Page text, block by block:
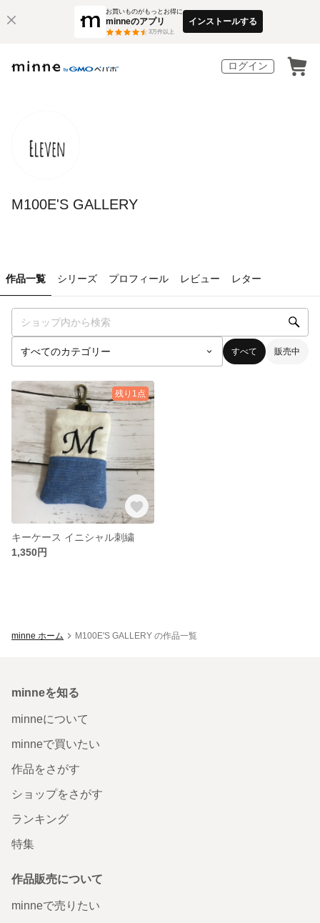
お買いものがもっとお得に
minneのアプリ
3万件以上
インストールする
ログイン
M100E'S GALLERY
作品一覧 シリーズ プロフィール レビュー レター
すべて 販売中
残り1点
キーケース イニシャル刺繍
1,350円
minne ホーム M100E'S GALLERY の作品一覧
minneを知る
minneについて
minneで買いたい
作品をさがす
ショップをさがす
ランキング
特集
作品販売について
minneで売りたい